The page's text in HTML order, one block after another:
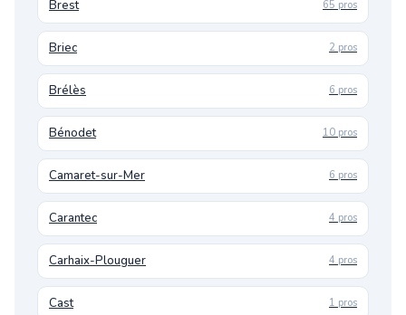
Brest 65 pros
Briec 2 pros
Brélès 6 pros
Bénodet 10 pros
Camaret-sur-Mer 6 pros
Carantec 4 pros
Carhaix-Plouguer 4 pros
Cast 1 pros